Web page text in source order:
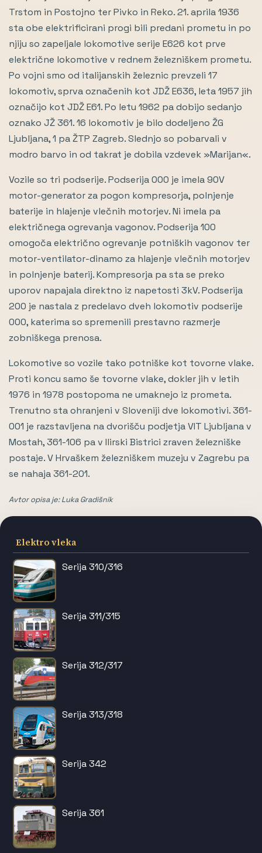
Elektro vleka
Serija 310/316
Serija 311/315
Serija 312/317
Serija 313/318
Serija 342
Serija 361
Trstom in Postojno ter Pivko in Reko. 21. aprila 1936
sta obe elektrificirani progi bili predani prometu in po
njiju so zapeljale lokomotive serije E626 kot prve
električne lokomotive v rednem železniškem prometu.
Po vojni smo od italijanskih železnic prevzeli 17
lokomotiv, sprva označenih kot JDŽ E636, leta 1957 jih
označijo kot JDŽ E61. Po letu 1962 pa dobijo sedanjo
oznako JŽ 361. 16 lokomotiv je bilo dodeljeno ŽG
Ljubljana, 1 pa ŽTP Zagreb. Slednjo so pobarvali v
modro barvo in od takrat je dobila vzdevek »Marijan«.
Vozile so tri podserije. Podserija 000 je imela 90V
motor-generator za pogon kompresorja, polnjenje
baterije in hlajenje vlečnih motorjev. Ni imela pa
električnega ogrevanja vagonov. Podserija 100
omogoča električno ogrevanje potniških vagonov ter
motor-ventilator-dinamo za hlajenje vlečnih motorjev
in polnjenje baterij. Kompresorja pa sta se preko
uporov napajala direktno iz napetosti 3kV. Podserija
200 je nastala z predelavo dveh lokomotiv podserije
000, katerima so spremenili prestavno razmerje
zobniškega prenosa.
Lokomotive so vozile tako potniške kot tovorne vlake.
Proti koncu samo še tovorne vlake, dokler jih v letih
1976 in 1978 postopoma ne umaknejo iz prometa.
Trenutno sta ohranjeni v Sloveniji dve lokomotivi. 361-
001 je razstavljena na dvorišču podjetja VIT Ljubljana v
Mostah, 361-106 pa v Ilirski Bistrici zraven železniške
postaje. V Hrvaškem železniškem muzeju v Zagrebu pa
se nahaja 361-201.
Avtor opisa je: Luka Gradišnik